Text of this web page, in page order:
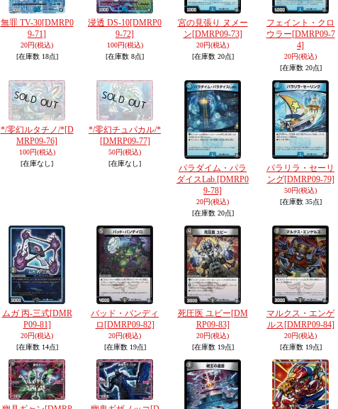
無罪 TV-30[DMRP0
9-71]
20円(税込)
[在庫数 18点]
浸透 DS-10[DMRP0
9-72]
100円(税込)
[在庫数 8点]
宮の見張り ヌメー
ン[DMRP09-73]
20円(税込)
[在庫数 20点]
フェイント・クロ
ウラー[DMRP09-7
4]
20円(税込)
[在庫数 20点]
*/零幻ルタチノ/*[D
MRP09-76]
100円(税込)
[在庫なし]
*/零幻チュパカル/*
[DMRP09-77]
50円(税込)
[在庫なし]
パラダイム・パラ
ダイスLab.[DMRP0
9-78]
20円(税込)
[在庫数 20点]
パラリラ・セーリ
ング[DMRP09-79]
50円(税込)
[在庫数 35点]
ムガ 丙-三式[DMR
P09-81]
20円(税込)
[在庫数 14点]
バッド・パンディ
ロ [DMRP09-82]
20円(税込)
[在庫数 19点]
死圧医 ユビー[DM
RP09-83]
20円(税込)
[在庫数 19点]
マルクス・エンゲ
ルス[DMRP09-84]
20円(税込)
[在庫数 19点]